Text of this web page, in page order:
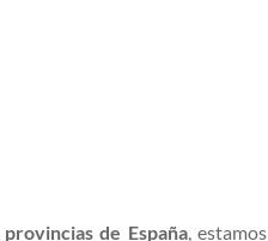
provincias de España, estamos